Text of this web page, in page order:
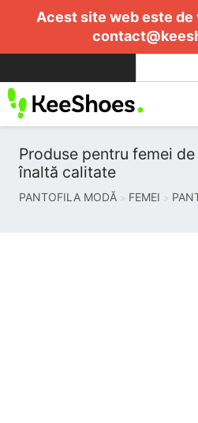
Acest site web este de
Produse pentru femei
înaltă calitate
PANTOFILA MODĂ FEMEI